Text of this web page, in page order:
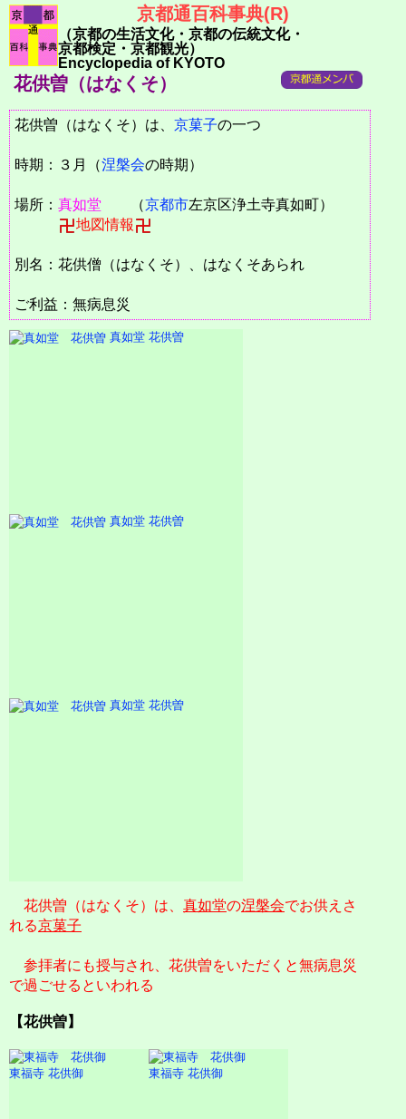
京都通百科事典(R)
（京都の生活文化・京都の伝統文化・
京都検定・京都観光）
Encyclopedia of KYOTO
花供曽（はなくそ）
花供曽（はなくそ）は、 京菓子の一つ
時期：３月（涅槃会の時期）
場所： 真如堂 （京都市左京区浄土寺真如町）
地図情報
別名：花供僧（はなくそ）、はなくそあられ
ご利益：無病息災
真如堂 花供曽
真如堂 花供曽
真如堂 花供曽
花供曽（はなくそ）は、 真如堂の涅槃会でお供えさ
れる京菓子
参拝者にも授与され、花供曽をいただくと無病息災
で過ごせるといわれる
【花供曽】
東福寺 花供御 東福寺 花供御